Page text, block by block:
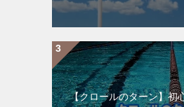
【クロールのターン】初